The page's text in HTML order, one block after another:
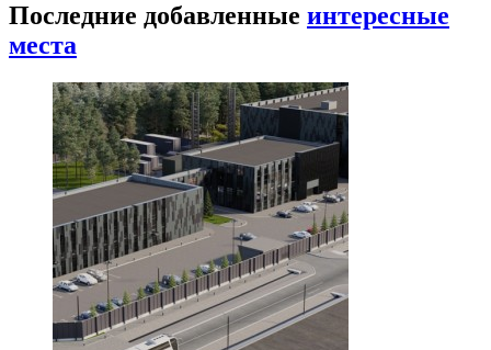
Последние добавленные интересные
места